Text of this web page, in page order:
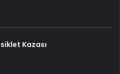
Kazası